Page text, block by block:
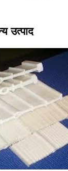
उत्पाद